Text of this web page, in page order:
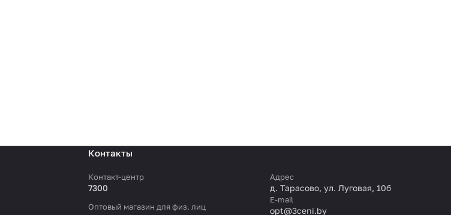
Контакты
Контакт-центр
7300
Оптовый магазин для физ. лиц
Адрес
д. Тарасово, ул. Луговая, 10б
E-mail
opt@3ceni.by